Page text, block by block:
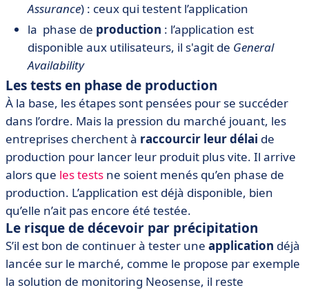
Assurance) : ceux qui testent l’application
la phase de production : l’application est
disponible aux utilisateurs, il s'agit de General
Availability
Les tests en phase de production
À la base, les étapes sont pensées pour se succéder
dans l’ordre. Mais la pression du marché jouant, les
entreprises cherchent à raccourcir leur délai de
production pour lancer leur produit plus vite. Il arrive
alors que les tests ne soient menés qu’en phase de
production. L’application est déjà disponible, bien
qu’elle n’ait pas encore été testée.
Le risque de décevoir par précipitation
S’il est bon de continuer à tester une application déjà
lancée sur le marché, comme le propose par exemple
la solution de monitoring Neosense, il reste